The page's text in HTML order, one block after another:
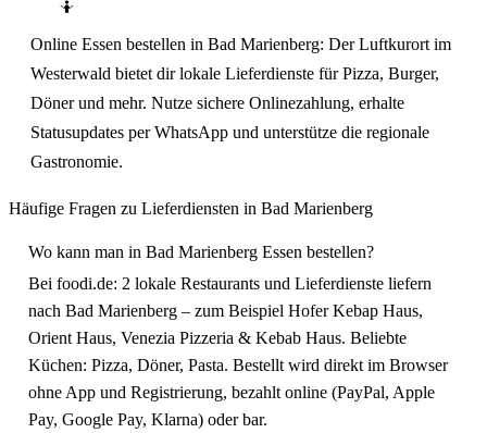
🤷
Online Essen bestellen in Bad Marienberg: Der Luftkurort im
Westerwald bietet dir lokale Lieferdienste für Pizza, Burger,
Döner und mehr. Nutze sichere Onlinezahlung, erhalte
Statusupdates per WhatsApp und unterstütze die regionale
Gastronomie.
Häufige Fragen zu Lieferdiensten in Bad Marienberg
Wo kann man in Bad Marienberg Essen bestellen?
Bei foodi.de: 2 lokale Restaurants und Lieferdienste liefern
nach Bad Marienberg – zum Beispiel Hofer Kebap Haus,
Orient Haus, Venezia Pizzeria & Kebab Haus. Beliebte
Küchen: Pizza, Döner, Pasta. Bestellt wird direkt im Browser
ohne App und Registrierung, bezahlt online (PayPal, Apple
Pay, Google Pay, Klarna) oder bar.